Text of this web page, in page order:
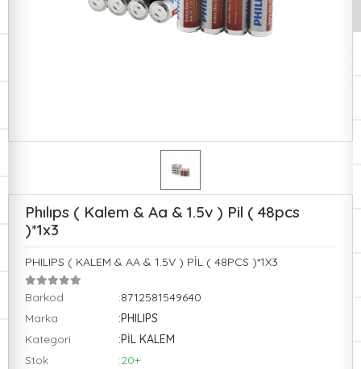
Phılıps ( Kalem & Aa & 1.5v ) Pil ( 48pcs
)*1x3
PHILIPS ( KALEM & AA & 1.5V ) PİL ( 48PCS )*1X3
Barkod
:8712581549640
Marka
:PHILIPS
Kategori
:PİL KALEM
Stok
:20+